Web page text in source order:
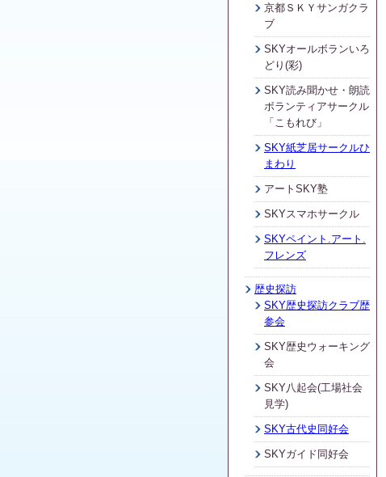
京都ＳＫＹサンガクラ
ブ
SKYオールボランいろ
どり(彩)
SKY読み聞かせ・朗読
ボランティアサークル
「こもれび」
SKY紙芝居サークルひ
まわり
アートSKY塾
SKYスマホサークル
SKYペイント.アート.
フレンズ
歴史探訪
SKY歴史探訪クラブ歴
参会
SKY歴史ウォーキング
会
SKY八起会(工場社会
見学)
SKY古代史同好会
SKYガイド同好会